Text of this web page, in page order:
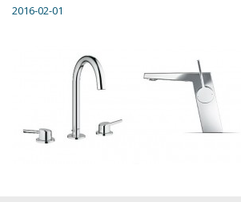
2016-02-01